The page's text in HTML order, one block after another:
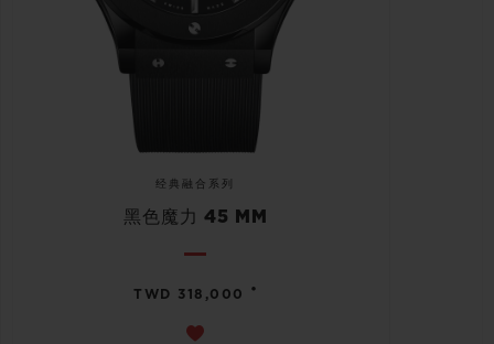
经典融合系列
黑色魔力 45 MM
TWD 318,000 •